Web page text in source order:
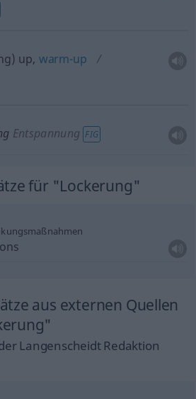
up, warm-up
Entspannung FIG
für "Lockerung"
aus externen Quellen
Langenscheidt Redaktion